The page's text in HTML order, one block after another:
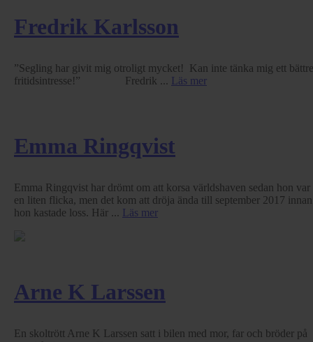
Fredrik Karlsson
”Segling har givit mig otroligt mycket! Kan inte tänka mig ett bättre
fritidsintresse!” Fredrik ... Läs mer
Emma Ringqvist
Emma Ringqvist har drömt om att korsa världshaven sedan hon var
en liten flicka, men det kom att dröja ända till september 2017 innan
hon kastade loss. Här ... Läs mer
Arne K Larssen
En skoltrött Arne K Larssen satt i bilen med mor, far och bröder på